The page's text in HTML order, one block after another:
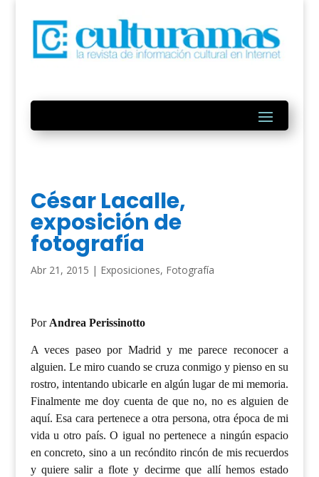
César Lacalle,
exposición de
fotografía
Abr 21, 2015 | Exposiciones, Fotografía
Por Andrea Perissinotto
A veces paseo por Madrid y me parece reconocer a
alguien. Le miro cuando se cruza conmigo y pienso en su
rostro, intentando ubicarle en algún lugar de mi memoria.
Finalmente me doy cuenta de que no, no es alguien de
aquí. Esa cara pertenece a otra persona, otra época de mi
vida u otro país. O igual no pertenece a ningún espacio
en concreto, sino a un recóndito rincón de mis recuerdos
y quiere salir a flote y decirme que allí hemos estado